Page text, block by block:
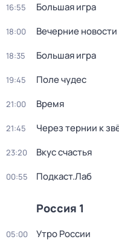
16:55 Большая игра
18:00 Вечерние новости
18:35 Большая игра
19:45 Поле чудес
21:00 Время
21:45 Через тернии к
23:20 Вкус счастья
00:55 Подкаст.Лаб
Россия 1
05:00 Утро России